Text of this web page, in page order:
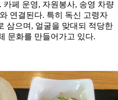
페 운영, 자원봉사, 송영 차량
연결된다. 특히 독신 고령자
삼으며, 얼굴을 맞대되 적당한
문화를 만들어가고 있다.